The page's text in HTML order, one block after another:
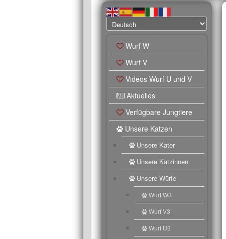
Wurf W
Wurf V
Videos Wurf U und V
Aktuelles
Verfügbare Jungtiere
Unsere Katzen
Unsere Kater
Unsere Kätzinnen
Unsere Würfe
Wurf W3
Wurf V3
Wurf U3